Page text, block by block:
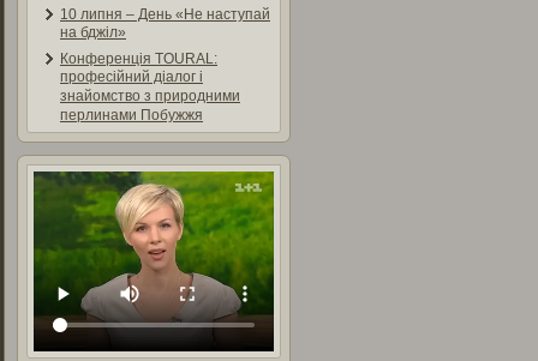
10 липня – День «Не наступай
на бджіл»
Конференція TOURAL:
професійний діалог і
знайомство з природними
перлинами Побужжя